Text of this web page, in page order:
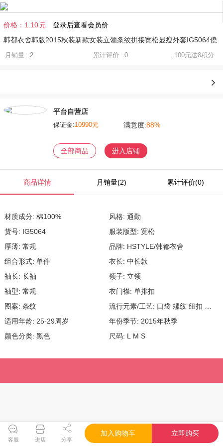
客服 进店 分享
加入购物车 立即购买
价格： 1.10 元
登录后查看会员价
韩都衣舍韩版2015秋装新款女装立领条纹拼接宽松显瘦外套IG5064僥
月销量: 2 累计评价: 0 100元送8积分
平台自营店
保证金:10990元 满意度:88%
全部商品 进入店铺
商品详情 月销量(2) 累计评价(0)
材质成分: 棉100%
风格: 通勤
货号: IG5064
服装版型: 宽松
厚薄: 常规
品牌: HSTYLE/韩都衣舍
组合形式: 单件
衣长: 中长款
袖长: 长袖
领子: 立领
袖型: 常规
衣门襟: 单排扣
图案: 条纹
流行元素/工艺: 口袋 螺纹 纽扣 印花
适用年龄: 25-29周岁
年份季节: 2015年秋季
颜色分类: 黑色
尺码: L M S